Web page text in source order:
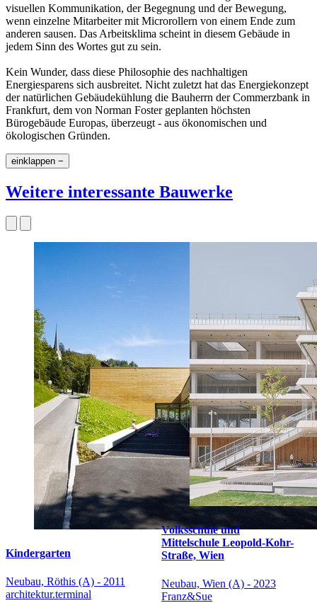
visuellen Kommunikation, der Begegnung und der Bewegung,
wenn einzelne Mitarbeiter mit Microrollern von einem Ende zum
anderen sausen. Das Arbeitsklima scheint in diesem Gebäude in
jedem Sinn des Wortes gut zu sein.
Kein Wunder, dass diese Philosophie des nachhaltigen
Energiesparens sich ausbreitet. Nicht zuletzt hat das Energiekonzept
der natürlichen Gebäudekühlung die Bauherrn der Commerzbank in
Frankfurt, dem von Norman Foster geplanten höchsten
Bürogebäude Europas, überzeugt - aus ökonomischen und
ökologischen Gründen.
einklappen −
Weitere interessante Bauwerke
Kindergarten
Neubau, Röthis (A) - 2011
architektur.terminal
Volksschule und
Mittelschule Leopold-Kohr-
Straße, Wien
Neubau, Wien (A) - 2023
Franz&Sue